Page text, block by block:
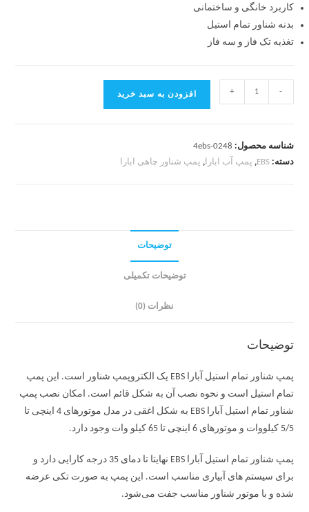
کاربرد خانگی و ساختمانی
بدنه شناور تمام استیل
تغذیهتک فاز و سه فاز
-
+ افزودن به سبد خرید
شناسه محصول: 4ebs-0248
دسته:EBS
, پمپ آب ابارا, پمپ شناور چاهی ابارا
توضیحات
توضیحات تکمیلی
نظرات (0)
توضیحات
پمپ شناور تمام استیل آبارا EBS یک الکتروپمپ شناور است. این پمپ
تمام استیل است و نحوه نصب آن به شکل قائم است. امکان نصب پمپ
شناور تمام استیل آبارا EBS به شکل اغقی در مدل موتورهای 4 اینچی تا
5/5 کیلووات و موتورهای 6 اینچی تا 65 کیلو وات وجود دارد.
پمپ شناور تمام استیل آبارا EBS نهایتا تا دمای 35 درجه کارایی دارد و
برای سیستم های آبیاری مناسب است. این پمپ به صورت تکی عرضه
شده و با موتور شناور مناسب جفت می‌شود.